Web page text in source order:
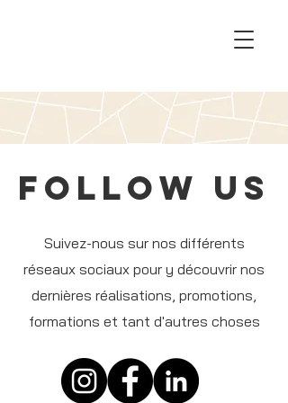
FOllow us
Suivez-nous sur nos différents
réseaux sociaux pour y découvrir nos
dernières réalisations, promotions,
formations et tant d'autres choses